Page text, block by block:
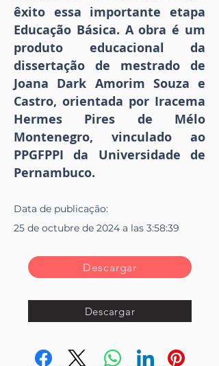
êxito essa importante etapa
Educação Básica. A obra é um
produto educacional da
dissertação de mestrado de
Joana Dark Amorim Souza e
Castro, orientada por Iracema
Hermes Pires de Mélo
Montenegro, vinculado ao
PPGFPPI da Universidade de
Pernambuco.
Data de publicação:
25 de octubre de 2024 a las 3:58:39
Descargar
Descargar